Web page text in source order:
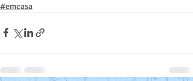
#emcasa